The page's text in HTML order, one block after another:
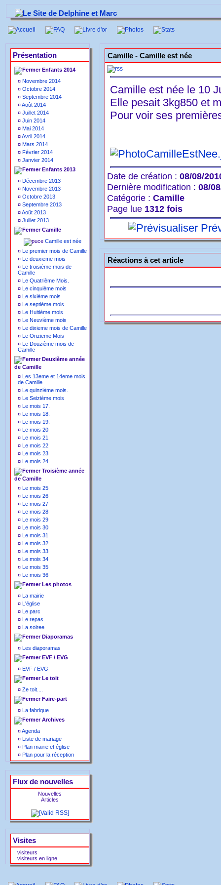
Présentation
Enfants 2014
¤ Novembre 2014
¤ Octobre 2014
¤ Septembre 2014
¤Août 2014
¤ Juillet 2014
¤ Juin 2014
¤ Mai 2014
¤Avril 2014
¤ Mars 2014
¤ Février 2014
¤ Janvier 2014
Enfants 2013
¤ Décembre 2013
¤ Novembre 2013
¤ Octobre 2013
¤ Septembre 2013
¤Août 2013
¤ Juillet 2013
Camille
Camille est née
¤ Le premier mois de Camille
¤ Le deuxieme mois
¤ Le troisième mois de
Camille
¤ Le Quatrième Mois.
¤ Le cinquième mois
¤ Le sixième mois
¤ Le septième mois
¤ Le Huitième mois
¤ Le Neuvième mois
¤ Le dixieme mois de Camille
¤ Le Onzieme Mois
¤ Le Douzième mois de
Camille
Deuxième année
de Camille
¤ Les 13eme et 14eme mois
de Camille
¤ Le quinzième mois.
¤ Le Seizième mois
¤ Le mois 17.
¤ Le mois 18.
¤ Le mois 19.
¤ Le mois 20
¤ Le mois 21
¤ Le mois 22
¤ Le mois 23
¤ Le mois 24
Troisième année
de Camille
¤ Le mois 25
¤ Le mois 26
¤ Le mois 27
¤ Le mois 28
¤ Le mois 29
¤ Le mois 30
¤ Le mois 31
¤ Le mois 32
¤ Le mois 33
¤ Le mois 34
¤ Le mois 35
¤ Le mois 36
Les photos
¤ La mairie
¤ L'église
¤ Le parc
¤ Le repas
¤ La soiree
Diaporamas
¤ Les diaporamas
EVF / EVG
¤ EVF / EVG
Le toit
¤ Ze toit....
Faire-part
¤ La fabrique
Archives
¤Agenda
¤ Liste de mariage
¤ Plan mairie et église
¤ Plan pour la réception
Flux de nouvelles
Nouvelles
Articles
Visites
visiteurs
visiteurs en ligne
Camille - Camille est née
Camille est née le 10
Elle pesait 3kg850 et
Pour voir ses
Date de création : 08/08/
Dernière modification : 08/
Catégorie : Camille
Page lue 1312 fois
Réactions à cet article